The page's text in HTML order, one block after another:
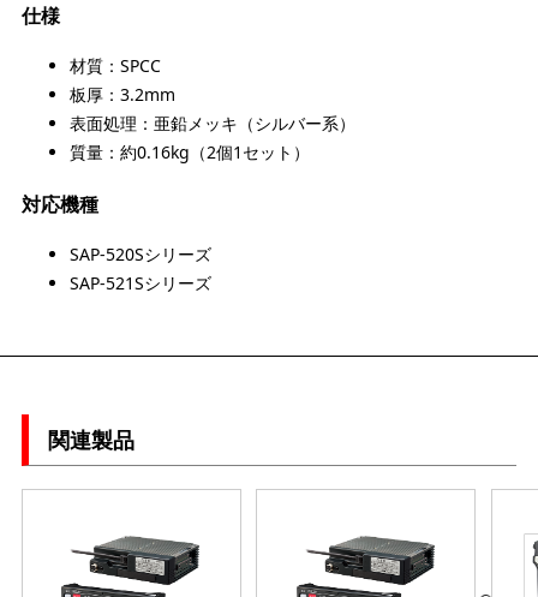
仕様
材質：SPCC
板厚：3.2mm
表面処理：亜鉛メッキ（シルバー系）
質量：約0.16kg（2個1セット）
対応機種
SAP-520Sシリーズ
SAP-521Sシリーズ
関連製品